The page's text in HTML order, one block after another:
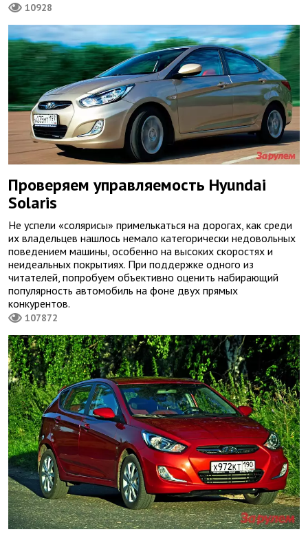
10928
Проверяем управляемость Hyundai
Solaris
Не успели «солярисы» примелькаться на дорогах, как среди
их владельцев нашлось немало категорически недовольных
поведением машины, особенно на высоких скоростях и
неидеальных покрытиях. При поддержке одного из
читателей, попробуем объективно оценить набирающий
популярность автомобиль на фоне двух прямых
конкурентов.
107872